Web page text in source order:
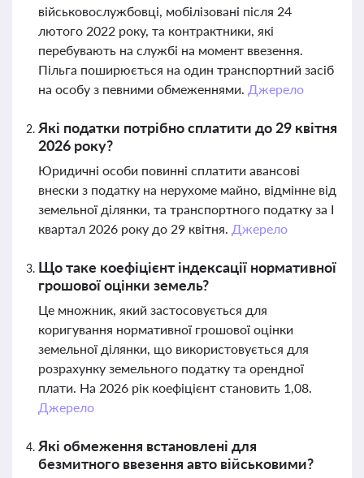
військовослужбовці, мобілізовані після 24
лютого 2022 року, та контрактники, які
перебувають на службі на момент ввезення.
Пільга поширюється на один транспортний засіб
на особу з певними обмеженнями. Джерело
Які податки потрібно сплатити до 29 квітня
2026 року?
Юридичні особи повинні сплатити авансові
внески з податку на нерухоме майно, відмінне від
земельної ділянки, та транспортного податку за І
квартал 2026 року до 29 квітня. Джерело
Що таке коефіцієнт індексації нормативної
грошової оцінки земель?
Це множник, який застосовується для
коригування нормативної грошової оцінки
земельної ділянки, що використовується для
розрахунку земельного податку та орендної
плати. На 2026 рік коефіцієнт становить 1,08.
Джерело
Які обмеження встановлені для
безмитного ввезення авто військовими?